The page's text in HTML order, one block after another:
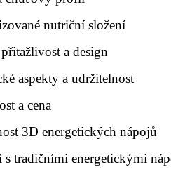
nutriční složení
a design
aspekty a udržitelnost
a cena
3D energetických nápojů
s tradičními energetickými